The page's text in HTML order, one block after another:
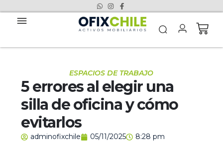
ESPACIOS DE TRABAJO
5 errores al elegir una
silla de oficina y cómo
evitarlos
adminofixchile 05/11/2025
8:28 pm